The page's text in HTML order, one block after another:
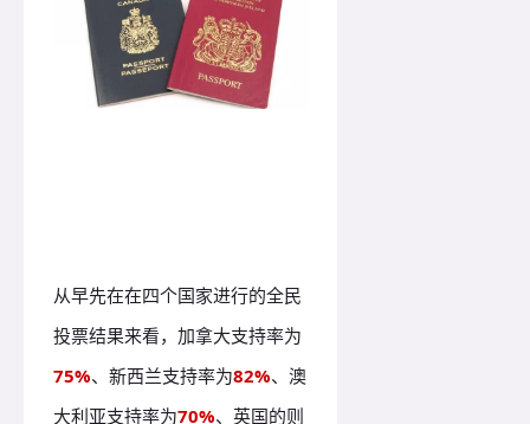
从早先在在四个国家进行的全民
投票结果来看，加拿大支持率为
75%、新西兰支持率为82%、澳
大利亚支持率为70%、英国的则